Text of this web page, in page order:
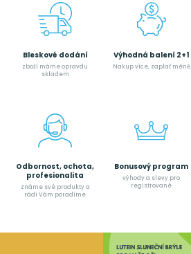
Bleskové dodání
zboží máme opravdu
skladem
Výhodná balení 2+1
Nakup více, zaplať méně
Odbornost, ochota,
profesionalita
známe své produkty a
rádi Vám poradíme
Bonusový program
výhody a slevy pro
registrované